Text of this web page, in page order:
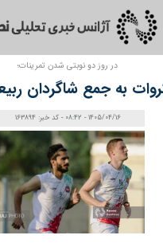
در روز دو‌ نوبتی شدن تمرینات؛
به جمع شاگردان
1405/04/16 - 08:42 - کد خبر: 163894